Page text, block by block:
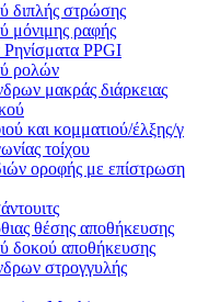
διπλής στρώσης
μόνιμης ραφής
PPGI
ρολών
μακράς διάρκειας
και κομματιού/έλξης/γ
τοίχου
οροφής με επίστρωση
θέσης αποθήκευσης
δοκού αποθήκευσης
στρογγυλής